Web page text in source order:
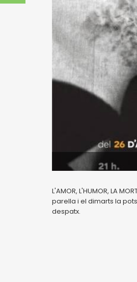
L'AMOR, L'HUMOR, LA
parella i el dimarts la
despatx.